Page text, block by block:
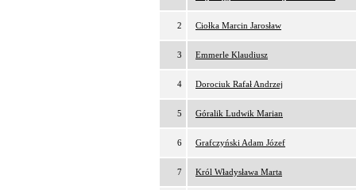
2 Ciołka Marcin Jarosław
3 Emmerle Klaudiusz
4 Dorociuk Rafał Andrzej
5 Góralik Ludwik Marian
6 Grafczyński Adam Józef
7 Król Władysława Marta